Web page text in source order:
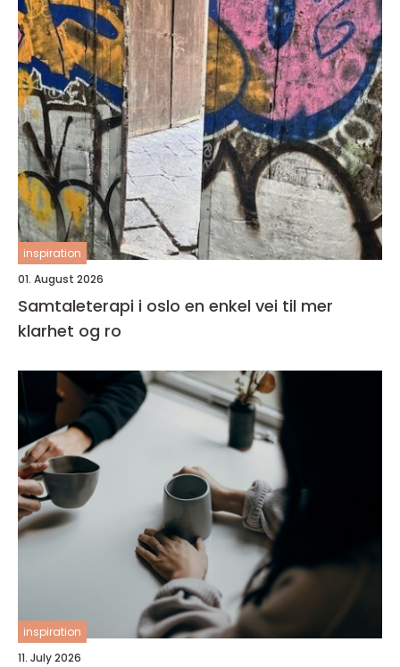
inspiration
01. August 2026
Samtaleterapi i oslo en enkel vei til mer
klarhet og ro
inspiration
11. July 2026